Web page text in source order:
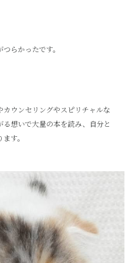
らかったです。
ウンセリングやスピリチャルな
想いで大量の本を読み、自分と
す。